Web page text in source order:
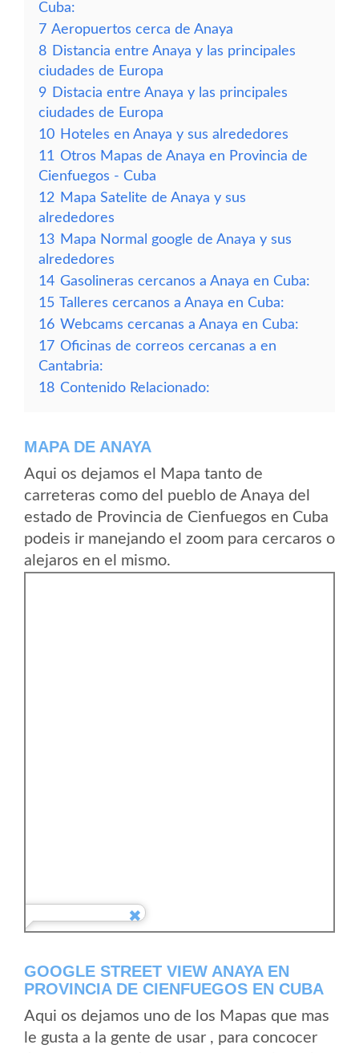
Cuba:
7 Aeropuertos cerca de Anaya
8 Distancia entre Anaya y las principales
ciudades de Europa
9 Distacia entre Anaya y las principales
ciudades de Europa
10 Hoteles en Anaya y sus alrededores
11 Otros Mapas de Anaya en Provincia de
Cienfuegos - Cuba
12 Mapa Satelite de Anaya y sus
alrededores
13 Mapa Normal google de Anaya y sus
alrededores
14 Gasolineras cercanos a Anaya en Cuba:
15 Talleres cercanos a Anaya en Cuba:
16 Webcams cercanas a Anaya en Cuba:
17 Oficinas de correos cercanas a en
Cantabria:
18 Contenido Relacionado:
MAPA DE ANAYA
Aqui os dejamos el Mapa tanto de
carreteras como del pueblo de Anaya del
estado de Provincia de Cienfuegos en Cuba
podeis ir manejando el zoom para cercaros o
alejaros en el mismo.
GOOGLE STREET VIEW ANAYA EN
PROVINCIA DE CIENFUEGOS EN CUBA
Aqui os dejamos uno de los Mapas que mas
le gusta a la gente de usar , para concocer